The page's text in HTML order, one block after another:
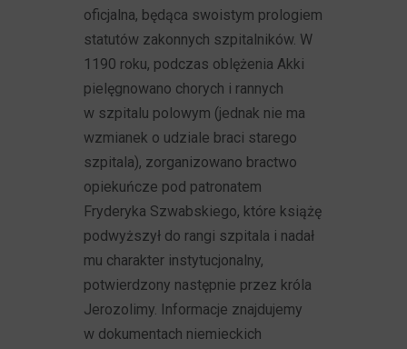
oficjalna, będąca swoistym prologiem
statutów zakonnych szpitalników. W
1190 roku, podczas oblężenia Akki
pielęgnowano chorych i rannych
w szpitalu polowym (jednak nie ma
wzmianek o udziale braci starego
szpitala), zorganizowano bractwo
opiekuńcze pod patronatem
Fryderyka Szwabskiego, które książę
podwyższył do rangi szpitala i nadał
mu charakter instytucjonalny,
potwierdzony następnie przez króla
Jerozolimy. Informacje znajdujemy
w dokumentach niemieckich